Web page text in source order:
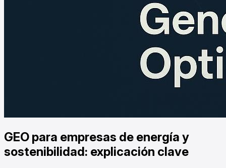
GEO para empresas de energía y
sostenibilidad: explicación clave